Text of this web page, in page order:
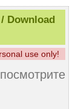
Download
use only!